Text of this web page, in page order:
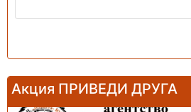
Акция ПРИВЕДИ ДРУГА